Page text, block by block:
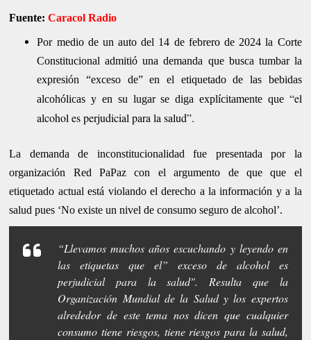
Fuente:Caracol Radio
Por medio de un auto del 14 de febrero de 2024 la Corte
Constitucional admitió una demanda que busca tumbar la
expresión “exceso de” en el etiquetado de las bebidas
alcohólicas y en su lugar se diga explícitamente que “el
alcohol es perjudicial para la salud”.
La demanda de inconstitucionalidad fue presentada por la
organización Red PaPaz con el argumento de que que el
etiquetado actual está violando el derecho a la información y a la
salud pues ‘No existe un nivel de consumo seguro de alcohol’.
“Llevamos muchos años escuchando y leyendo en
las etiquetas que el” exceso de alcohol es
perjudicial para la salud". Resulta que la
Organización Mundial de la Salud y los expertos
alrededor de este tema nos dicen que cualquier
consumo tiene riesgos, tiene riesgos para la salud,